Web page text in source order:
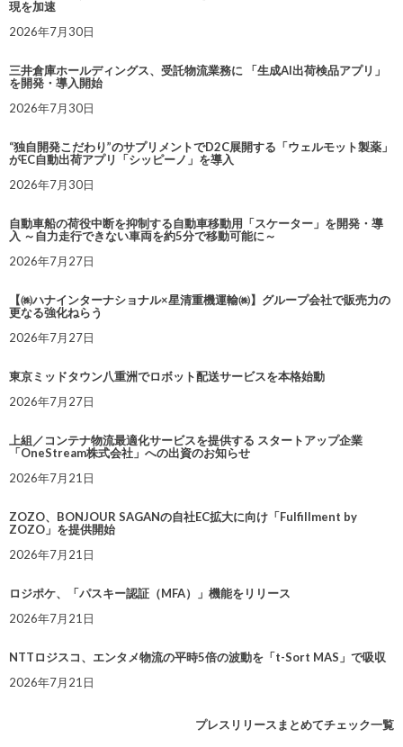
現を加速
2026年7月30日
三井倉庫ホールディングス、受託物流業務に 「生成AI出荷検品アプリ」
を開発・導入開始
2026年7月30日
“独自開発こだわり”のサプリメントでD2C展開する「ウェルモット製薬」
がEC自動出荷アプリ「シッピーノ」を導入
2026年7月30日
自動車船の荷役中断を抑制する自動車移動用「スケーター」を開発・導
入 ～自力走行できない車両を約5分で移動可能に～
2026年7月27日
【㈱ハナインターナショナル×星清重機運輸㈱】グループ会社で販売力の
更なる強化ねらう
2026年7月27日
東京ミッドタウン八重洲でロボット配送サービスを本格始動
2026年7月27日
上組／コンテナ物流最適化サービスを提供する スタートアップ企業
「OneStream株式会社」への出資のお知らせ
2026年7月21日
ZOZO、BONJOUR SAGANの自社EC拡大に向け「Fulfillment by
ZOZO」を提供開始
2026年7月21日
ロジポケ、「パスキー認証（MFA）」機能をリリース
2026年7月21日
NTTロジスコ、エンタメ物流の平時5倍の波動を「t-Sort MAS」で吸収
2026年7月21日
プレスリリースまとめてチェック一覧